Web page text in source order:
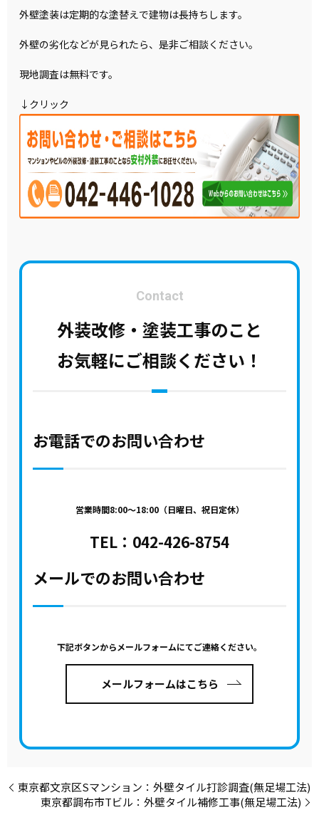
外壁塗装は定期的な塗替えで建物は長持ちします。
外壁の劣化などが見られたら、是非ご相談ください。
現地調査は無料です。
↓クリック
Contact
外装改修・塗装工事のこと
お気軽にご相談ください！
お電話でのお問い合わせ
営業時間8:00～18:00（日曜日、祝日定休）
TEL： 042-426-8754
メールでのお問い合わせ
下記ボタンからメールフォームにてご連絡ください。
メールフォームはこちら
東京都文京区Sマンション：外壁タイル打診調査(無足場工法)
東京都調布市Tビル：外壁タイル補修工事(無足場工法)